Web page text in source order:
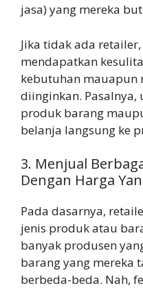
jasa) yang mereka
Jika tidak ada
mendapatkan
kebutuhan mauapun
diinginkan.
produk barang
belanja langsung ke
3. Menjual
Dengan Harga
Pada dasarnya,
jenis produk atau
banyak produsen
barang yang mereka
berbeda-beda. Nah,